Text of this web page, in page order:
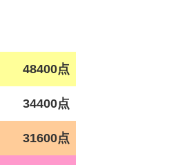
48400点
34400点
31600点